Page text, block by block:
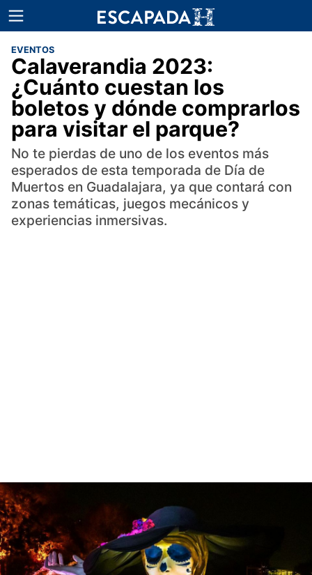
EVENTOS
Calaverandia 2023:
¿Cuánto cuestan los
boletos y dónde comprarlos
para visitar el parque?
No te pierdas de uno de los eventos más
esperados de esta temporada de Día de
Muertos en Guadalajara, ya que contará con
zonas temáticas, juegos mecánicos y
experiencias inmersivas.